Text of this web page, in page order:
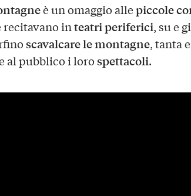
è un omaggio allepiccole
inteatri periferici, su e
scavalcare le montagne, tanta
al pubblico i lorospettacoli.